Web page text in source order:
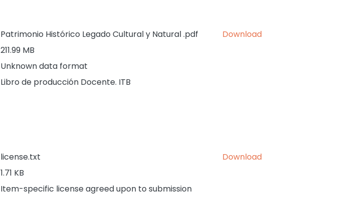
Patrimonio Histórico Legado Cultural y Natural .pdf
211.99 MB
Unknown data format
Libro de producción Docente. ITB
Download
license.txt
1.71 KB
Item-specific license agreed upon to submission
Download